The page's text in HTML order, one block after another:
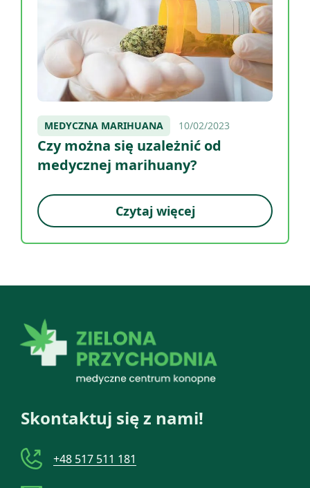
MEDYCZNA MARIHUANA 10/02/2023
Czy można się uzależnić od
medycznej marihuany?
Czytaj więcej
Skontaktuj się z nami!
+48 517 511 181